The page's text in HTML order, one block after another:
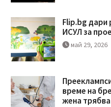
Flip.bg дари
ИСУЛ за
май 29, 2026
време на
жена